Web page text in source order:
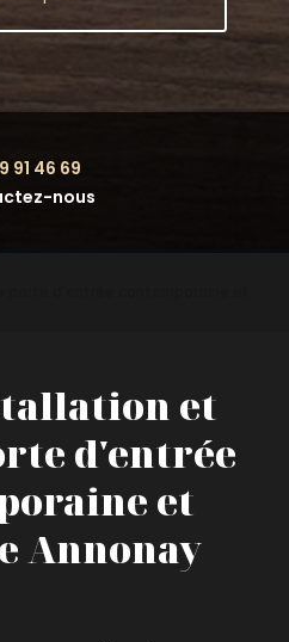
91 46 69
nous
et
d'entrée
et
Annonay